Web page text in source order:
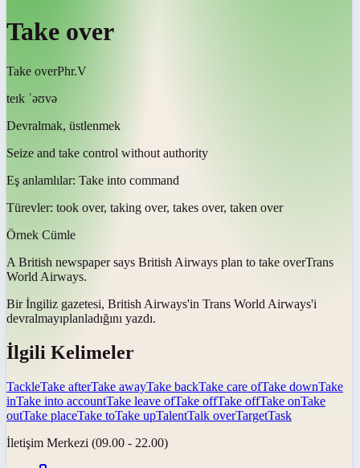
Take over
Take overPhr.V
teɪk ˈəʊvə
Devralmak, üstlenmek
Seize and take control without authority
Eş anlamlılar: Take into command
Türevler: took over, taking over, takes over, taken over
Örnek Cümle
A British newspaper says British Airways plan to take overTrans
World Airways.
Bir İngiliz gazetesi, British Airways'in Trans World Airways'i
devralmayıplanladığını yazdı.
İlgili Kelimeler
TackleTake afterTake awayTake backTake care ofTake downTake
inTake into accountTake leave ofTake offTake offTake onTake
outTake placeTake toTake upTalentTalk overTargetTask
İletişim Merkezi (09.00 - 22.00)